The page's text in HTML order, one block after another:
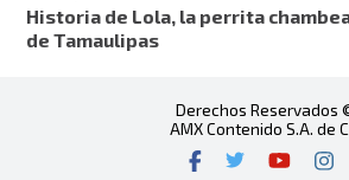
Historia de Lola, la perrita
de Tamaulipas
Derechos Reservados
AMX Contenido S.A. de